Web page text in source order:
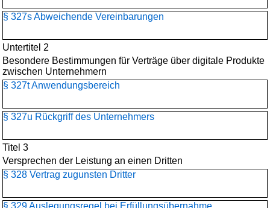
§ 327s Abweichende Vereinbarungen
Untertitel 2
Besondere Bestimmungen für Verträge über digitale Produkte
zwischen Unternehmern
§ 327t Anwendungsbereich
§ 327u Rückgriff des Unternehmers
Titel 3
Versprechen der Leistung an einen Dritten
§ 328 Vertrag zugunsten Dritter
§ 329 Auslegungsregel bei Erfüllungsübernahme